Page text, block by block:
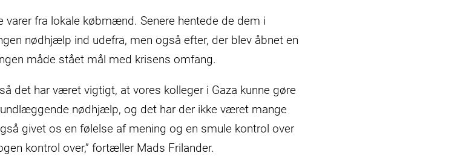
fra lokale købmænd. Senere hentede de dem i
nødhjælp ind udefra, men også efter, der blev åbnet en
måde stået mål med krisens omfang.
det har været vigtigt, at vores kolleger i Gaza kunne gøre
nødhjælp, og det har der ikke været mange
givet os en følelse af mening og en smule kontrol over
kontrol over,” fortæller Mads Frilander.